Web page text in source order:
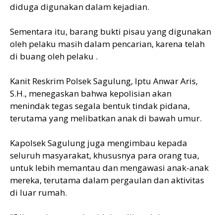
diduga digunakan dalam kejadian.
Sementara itu, barang bukti pisau yang digunakan
oleh pelaku masih dalam pencarian, karena telah
di buang oleh pelaku .
Kanit Reskrim Polsek Sagulung, Iptu Anwar Aris,
S.H., menegaskan bahwa kepolisian akan
menindak tegas segala bentuk tindak pidana,
terutama yang melibatkan anak di bawah umur.
Kapolsek Sagulung juga mengimbau kepada
seluruh masyarakat, khususnya para orang tua,
untuk lebih memantau dan mengawasi anak-anak
mereka, terutama dalam pergaulan dan aktivitas
di luar rumah.